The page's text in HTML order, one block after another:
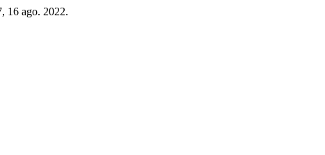
16 ago. 2022.